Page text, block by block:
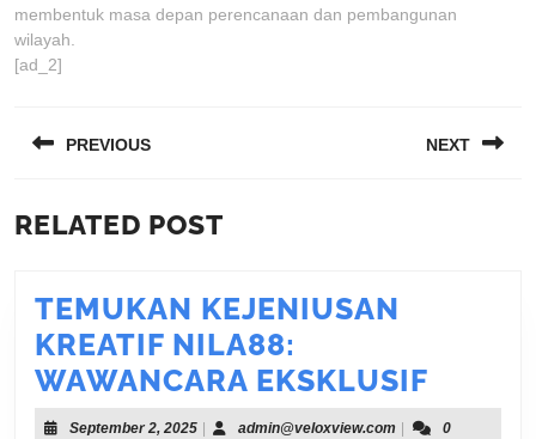
membentuk masa depan perencanaan dan pembangunan
wilayah.
[ad_2]
NAVIGATION
PREVIOUS
post:
NEXT
RELATED POST
TEMUKAN KEJENIUSAN
KREATIF NILA88:
WAWANCARA EKSKLUSIF
September 2, 2025September
| admin@veloxview.com |
0